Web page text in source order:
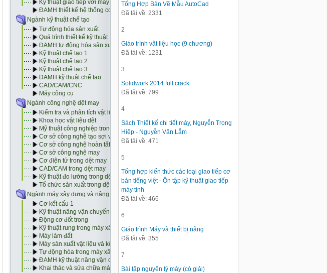
Tổng Hợp Bản Vẽ Mẫu AutoCad
Đã tải về: 2331
2
Giáo trình vật liệu học (9 chương)
Đã tải về: 1231
3
Solidwork 2014 full crack
Đã tải về: 799
4
Sách Thiết kế chi tiết máy, Nguyễn Trọng
Hiệp - Nguyễn Văn Lẫm
Đã tải về: 471
5
Tổng hợp kiến thức các loại giao tiếp cơ
bản tiếng việt - Ôn tập kỹ thuật giao tiếp
máy tính
Đã tải về: 466
6
Giáo trình Máy và thiết bị nâng
Đã tải về: 355
7
Bài tập nguyên lý máy (có giải)